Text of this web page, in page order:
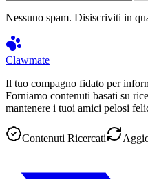
Nessuno spam. Disiscriviti in
Clawmate
Il tuo compagno fidato per
Forniamo contenuti basati su
mantenere i tuoi amici pelosi
Contenuti Ricercati